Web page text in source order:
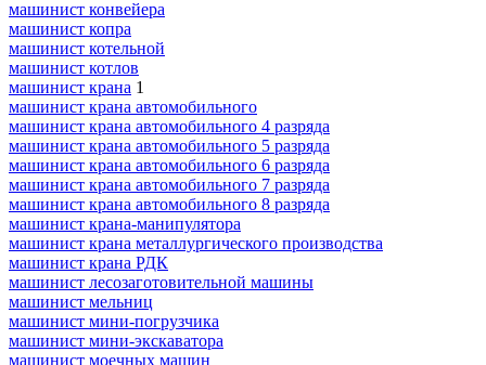
машинист конвейера
машинист копра
машинист котельной
машинист котлов
машинист крана 1
машинист крана автомобильного
машинист крана автомобильного 4 разряда
машинист крана автомобильного 5 разряда
машинист крана автомобильного 6 разряда
машинист крана автомобильного 7 разряда
машинист крана автомобильного 8 разряда
машинист крана-манипулятора
машинист крана металлургического производства
машинист крана РДК
машинист лесозаготовительной машины
машинист мельниц
машинист мини-погрузчика
машинист мини-экскаватора
машинист моечных машин